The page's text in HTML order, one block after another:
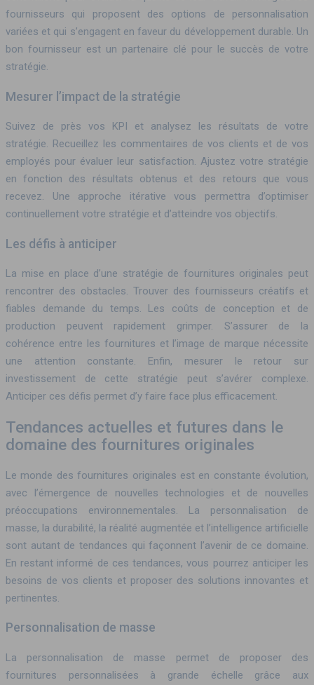
fournisseurs qui proposent des options de personnalisation
variées et qui s’engagent en faveur du développement durable. Un
bon fournisseur est un partenaire clé pour le succès de votre
stratégie.
Mesurer l’impact de la stratégie
Suivez de près vos KPI et analysez les résultats de votre
stratégie. Recueillez les commentaires de vos clients et de vos
employés pour évaluer leur satisfaction. Ajustez votre stratégie
en fonction des résultats obtenus et des retours que vous
recevez. Une approche itérative vous permettra d’optimiser
continuellement votre stratégie et d’atteindre vos objectifs.
Les défis à anticiper
La mise en place d’une stratégie de fournitures originales peut
rencontrer des obstacles. Trouver des fournisseurs créatifs et
fiables demande du temps. Les coûts de conception et de
production peuvent rapidement grimper. S’assurer de la
cohérence entre les fournitures et l’image de marque nécessite
une attention constante. Enfin, mesurer le retour sur
investissement de cette stratégie peut s’avérer complexe.
Anticiper ces défis permet d’y faire face plus efficacement.
Tendances actuelles et futures dans le
domaine des fournitures originales
Le monde des fournitures originales est en constante évolution,
avec l’émergence de nouvelles technologies et de nouvelles
préoccupations environnementales. La personnalisation de
masse, la durabilité, la réalité augmentée et l’intelligence artificielle
sont autant de tendances qui façonnent l’avenir de ce domaine.
En restant informé de ces tendances, vous pourrez anticiper les
besoins de vos clients et proposer des solutions innovantes et
pertinentes.
Personnalisation de masse
La personnalisation de masse permet de proposer des
fournitures personnalisées à grande échelle grâce aux